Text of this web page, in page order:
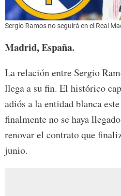
Sergio Ramos no seguirá en el Real
Madrid, España.
La relación entre Sergio
llega a su fin. El histórico
adiós a la entidad blanca
finalmente no se haya
renovar el contrato que
junio.